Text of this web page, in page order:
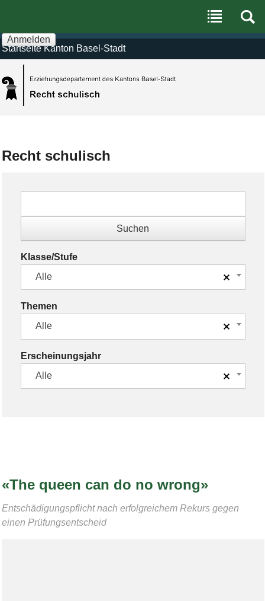
Startseite Kanton Basel-Stadt
Anmelden
|
Direkt
zur
Navigation
Recht schulisch
Klasse/Stufe
Alle
Themen
Alle
Erscheinungsjahr
Alle
«The queen can do no wrong»
Entschädigungspflicht nach erfolgreichem Rekurs gegen
einen Prüfungsentscheid